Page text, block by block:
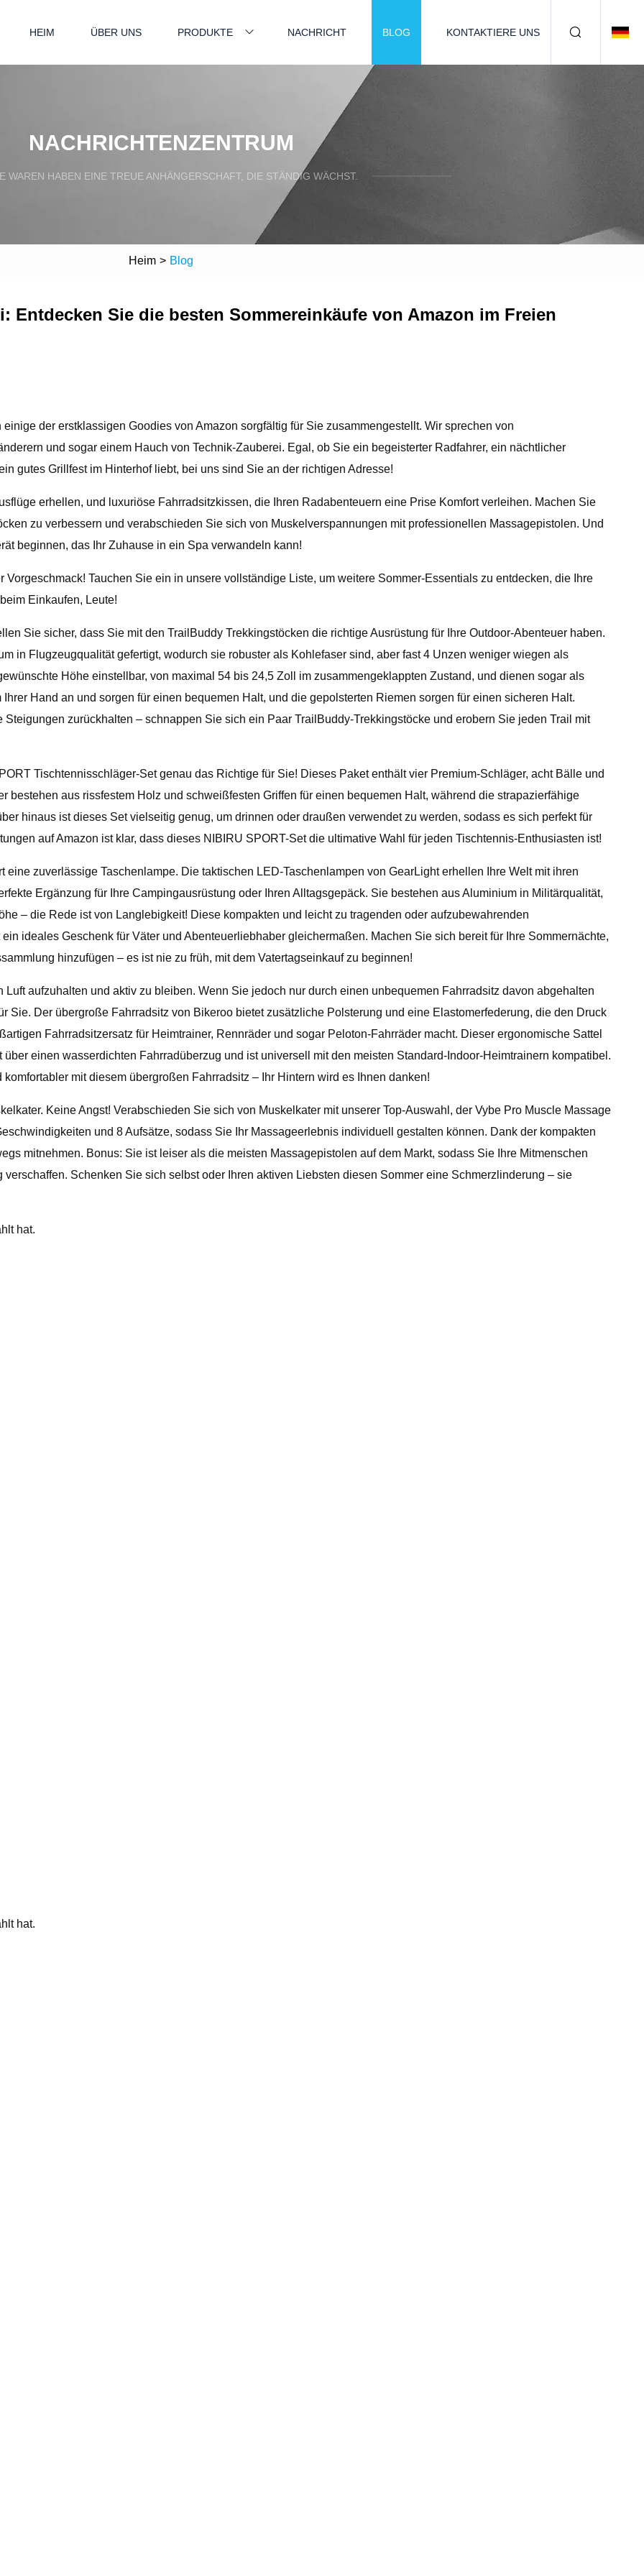
HEIM ÜBER UNS PRODUKTE NACHRICHT BLOG KONTAKTIERE UNS
NACHRICHTENZENTRUM
WAREN HABEN EINE TREUE ANHÄNGERSCHAFT, DIE STÄNDIG WÄCHST.
Heim > Blog
Entdecken Sie die besten Sommereinkäufe von Amazon im Freien
der erstklassigen Goodies von Amazon sorgfältig für Sie zusammengestellt. Wir sprechen von
und sogar einem Hauch von Technik-Zauberei. Egal, ob Sie ein begeisterter Radfahrer, ein nächtlicher
gutes Grillfest im Hinterhof liebt, bei uns sind Sie an der richtigen Adresse!
erhellen, und luxuriöse Fahrradsitzkissen, die Ihren Radabenteuern eine Prise Komfort verleihen. Machen Sie
zu verbessern und verabschieden Sie sich von Muskelverspannungen mit professionellen Massagepistolen. Und
beginnen, das Ihr Zuhause in ein Spa verwandeln kann!
Tauchen Sie ein in unsere vollständige Liste, um weitere Sommer-Essentials zu entdecken, die Ihre
Einkaufen, Leute!
Sie sicher, dass Sie mit den TrailBuddy Trekkingstöcken die richtige Ausrüstung für Ihre Outdoor-Abenteuer haben.
in Flugzeugqualität gefertigt, wodurch sie robuster als Kohlefaser sind, aber fast 4 Unzen weniger wiegen als
Höhe einstellbar, von maximal 54 bis 24,5 Zoll im zusammengeklappten Zustand, und dienen sogar als
Hand an und sorgen für einen bequemen Halt, und die gepolsterten Riemen sorgen für einen sicheren Halt.
zurückhalten – schnappen Sie sich ein Paar TrailBuddy-Trekkingstöcke und erobern Sie jeden Trail mit
Tischtennisschläger-Set genau das Richtige für Sie! Dieses Paket enthält vier Premium-Schläger, acht Bälle und
bestehen aus rissfestem Holz und schweißfesten Griffen für einen bequemen Halt, während die strapazierfähige
hinaus ist dieses Set vielseitig genug, um drinnen oder draußen verwendet zu werden, sodass es sich perfekt für
auf Amazon ist klar, dass dieses NIBIRU SPORT-Set die ultimative Wahl für jeden Tischtennis-Enthusiasten ist!
zuverlässige Taschenlampe. Die taktischen LED-Taschenlampen von GearLight erhellen Ihre Welt mit ihren
Ergänzung für Ihre Campingausrüstung oder Ihren Alltagsgepäck. Sie bestehen aus Aluminium in Militärqualität,
– die Rede ist von Langlebigkeit! Diese kompakten und leicht zu tragenden oder aufzubewahrenden
ideales Geschenk für Väter und Abenteuerliebhaber gleichermaßen. Machen Sie sich bereit für Ihre Sommernächte,
hinzufügen – es ist nie zu früh, mit dem Vatertagseinkauf zu beginnen!
aufzuhalten und aktiv zu bleiben. Wenn Sie jedoch nur durch einen unbequemen Fahrradsitz davon abgehalten
Sie. Der übergroße Fahrradsitz von Bikeroo bietet zusätzliche Polsterung und eine Elastomerfederung, die den Druck
Fahrradsitzersatz für Heimtrainer, Rennräder und sogar Peloton-Fahrräder macht. Dieser ergonomische Sattel
einen wasserdichten Fahrradüberzug und ist universell mit den meisten Standard-Indoor-Heimtrainern kompatibel.
mit diesem übergroßen Fahrradsitz – Ihr Hintern wird es Ihnen danken!
Keine Angst! Verabschieden Sie sich von Muskelkater mit unserer Top-Auswahl, der Vybe Pro Muscle Massage
und 8 Aufsätze, sodass Sie Ihr Massageerlebnis individuell gestalten können. Dank der kompakten
mitnehmen. Bonus: Sie ist leiser als die meisten Massagepistolen auf dem Markt, sodass Sie Ihre Mitmenschen
Schenken Sie sich selbst oder Ihren aktiven Liebsten diesen Sommer eine Schmerzlinderung – sie
hat.
hat.